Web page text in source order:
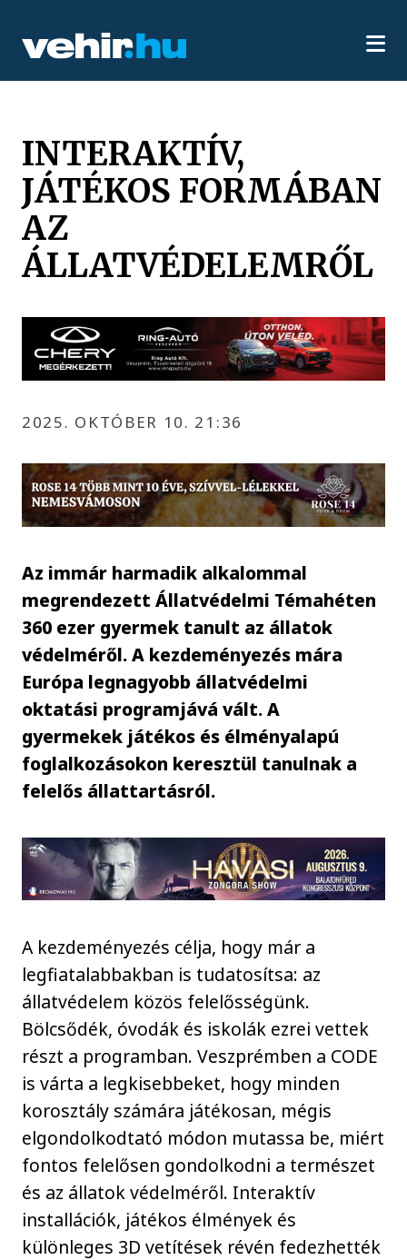
INTERAKTÍV,
JÁTÉKOS FORMÁBAN
AZ
ÁLLATVÉDELEMRŐL
2025. OKTÓBER 10. 21:36
Az immár harmadik alkalommal
megrendezett Állatvédelmi Témahéten
360 ezer gyermek tanult az állatok
védelméről. A kezdeményezés mára
Európa legnagyobb állatvédelmi
oktatási programjává vált. A
gyermekek játékos és élményalapú
foglalkozásokon keresztül tanulnak a
felelős állattartásról.
A kezdeményezés célja, hogy már a
legfiatalabbakban is tudatosítsa: az
állatvédelem közös felelősségünk.
Bölcsődék, óvodák és iskolák ezrei vettek
részt a programban. Veszprémben a CODE
is várta a legkisebbeket, hogy minden
korosztály számára játékosan, mégis
elgondolkodtató módon mutassa be, miért
fontos felelősen gondolkodni a természet
és az állatok védelméről. Interaktív
installációk, játékos élmények és
különleges 3D vetítések révén fedezhették